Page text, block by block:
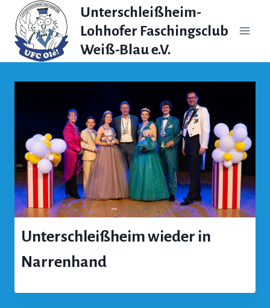
Inhalt
springen
Unterschleißheim-
Lohhofer Faschingsclub
Weiß-Blau e.V.
Unterschleißheim wieder in
Narrenhand